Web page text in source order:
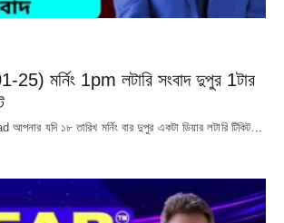
25) মর্নিং 1pm লটারি সংবাদ দুপুর 1টার
যদি ১৮ তারিখ মর্নিং বার দুপুর একটা ডিয়ার লটারি টিকিট…